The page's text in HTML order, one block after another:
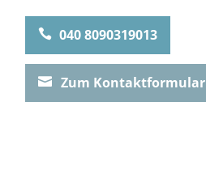
 040 8090319013
 Zum Kontaktformular